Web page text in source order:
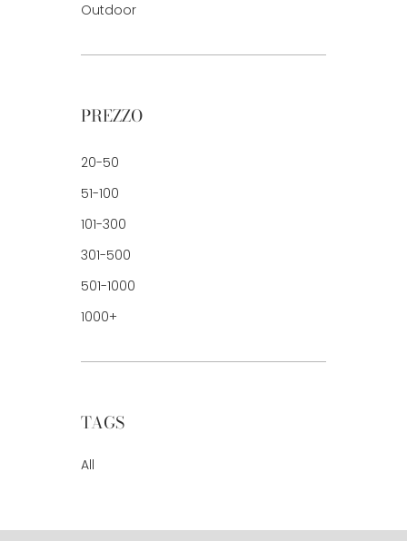
Outdoor
PREZZO
20-50
51-100
101-300
301-500
501-1000
1000+
TAGS
All